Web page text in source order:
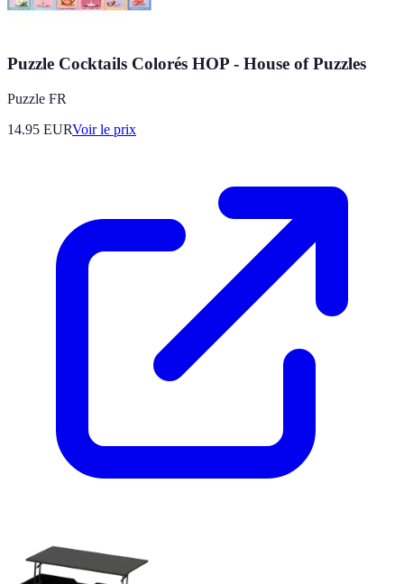
Puzzle Cocktails Colorés HOP - House of Puzzles
Puzzle FR
14.95 EURVoir le prix